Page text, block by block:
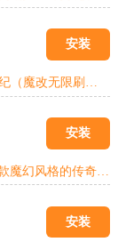
安装
次世代魔幻ARPG巨作《起源战纪（魔改无限刷真充）》爆燃来袭，策划团队历时3年打造！游戏以新魔幻风格设计的角色扮演类动作手游，融入华丽炫目的技能特效，带给你全新的魔幻世界感受。勇敢无畏的你，可以在电影级别的魔幻世界中，尽情享受打BOSS爆神装、公平竞技、自由交易、随心跨服。战神归来，创造属于你的起源大陆吧！
安装
安装